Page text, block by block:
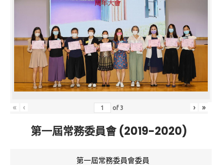
« ‹ of3 › »
第一屆常務委員會 (2019-2020)
第一屆常務委員會委員